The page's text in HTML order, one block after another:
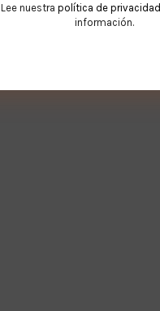
Lee nuestra política de privacidad
información.